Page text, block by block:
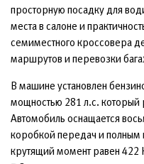
просторную посадку для
места в салоне и
семиместного кроссовера
маршрутов и перевозки
В машине установлен
мощностью 281 л.с. который
Автомобиль оснащается
коробкой передач и
крутящий момент равен